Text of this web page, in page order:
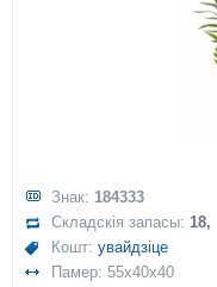
Знак: 184333
Складскія запасы:18,
Кошт:увайдзіце
Памер: 55x40x40